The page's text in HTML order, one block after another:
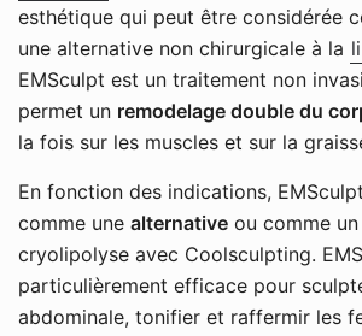
esthétique qui peut être considérée
une alternative non chirurgicale à la
EMSculpt est un traitement non
permet un remodelage double du
la fois sur les muscles et sur la
En fonction des indications,
comme une alternative ou comme un
cryolipolyse avec Coolsculpting.
particulièrement efficace pour
abdominale, tonifier et raffermir les